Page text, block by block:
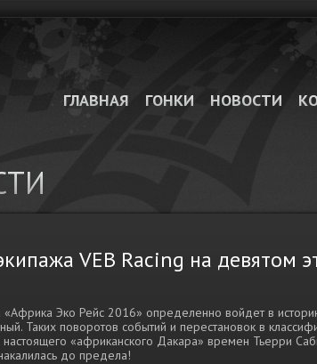
НОВОСТИ
ГОНКИ
ГЛАВНАЯ
VEB Racing на девятом
Эко Рейс 2016» определенно войдет в
Таких поворотов событий и перестановок в
«африканского Дакара» времен Тьерри
до предела!